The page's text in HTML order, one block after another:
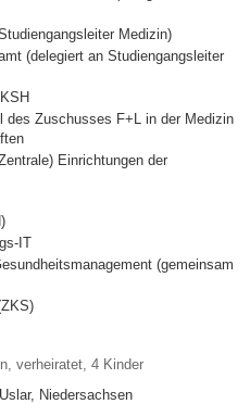
Medizin)
(delegiert an Studiengangsleiter
des Zuschusses F+L in der Medizin
Einrichtungen der
IT
(gemeinsam
verheiratet, 4 Kinder
Niedersachsen